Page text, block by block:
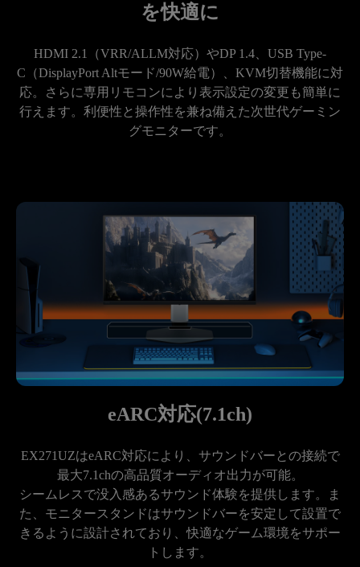
を快適に
HDMI 2.1（VRR/ALLM対応）やDP 1.4、USB Type-
C（DisplayPort Altモード/90W給電）、KVM切替機能に対
応。さらに専用リモコンにより表示設定の変更も簡単に
行えます。利便性と操作性を兼ね備えた次世代ゲーミン
eARC対応(7.1ch)
EX271UZはeARC対応により、サウンドバーとの接続で
最大7.1chの高品質オーディオ出力が可能。
シームレスで没入感あるサウンド体験を提供します。ま
た、モニタースタンドはサウンドバーを安定して設置で
きるように設計されており、快適なゲーム環境をサポー
トします。